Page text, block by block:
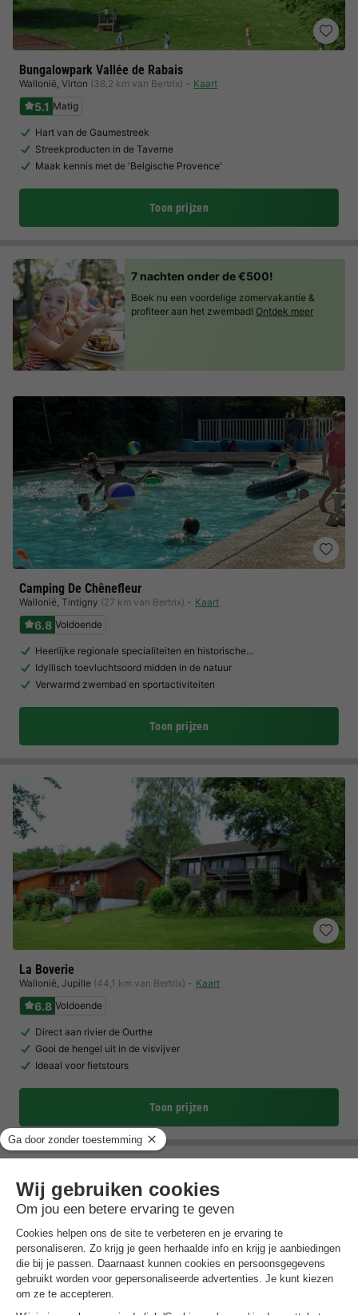
Bungalowpark Vallée de Rabais
Wallonië, Virton (38,2 km van Bertrix) Kaart
5.1 Matig
Hart van de Gaumestreek
Streekproducten in de Taverne
Maak kennis met de 'Belgische Provence'
Toon prijzen
Camping De Chênefleur
Wallonië, Tintigny (27 km van Bertrix) Kaart
6.8 Voldoende
Heerlijke regionale specialiteiten en historische…
Idyllisch toevluchtsoord midden in de natuur
Verwarmd zwembad en sportactiviteiten
Toon prijzen
La Boverie
Wallonië, Jupille (44,1 km van Bertrix) Kaart
6.8 Voldoende
Direct aan rivier de Ourthe
Gooi de hengel uit in de visvijver
Ideaal voor fietstours
Toon prijzen
7 nachten onder de €500!
Boek nu een voordelige zomervakantie &
profiteer aan het zwembad! Ontdek meer